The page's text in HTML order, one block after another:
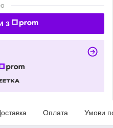
з
Оплата Умови